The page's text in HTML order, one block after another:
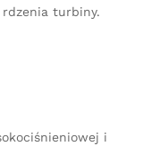
turbiny.
i